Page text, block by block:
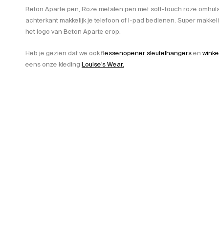
Beton Aparte pen, Roze metalen pen met soft-touch roze
achterkant makkelijk je telefoon of I-pad bedienen. Super
het logo van Beton Aparte erop.
Heb je gezien dat we ookflessenopener sleutelhangersen
eens onze kleding Louise’s Wear.